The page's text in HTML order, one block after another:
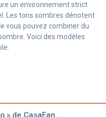
un environnement strict
Les tons sombres dénotent
vous pouvez combiner du
Voici des modèles
» de CasaFan.